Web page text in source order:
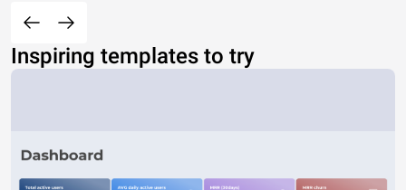
Inspiring templates to try